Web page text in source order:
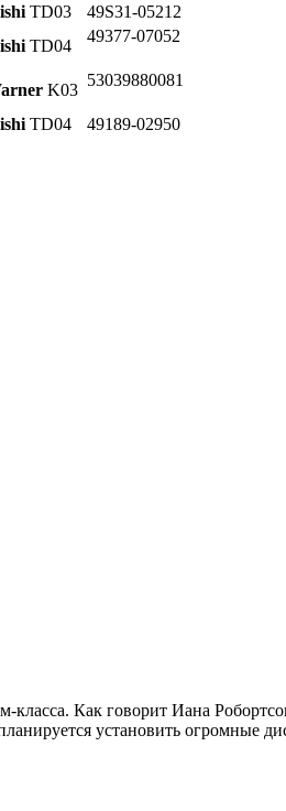
TD03
49S31-05212
TD04
49377-07052
K03
53039880081
TD04 49189-02950
Как говорит Иана
установить огромные